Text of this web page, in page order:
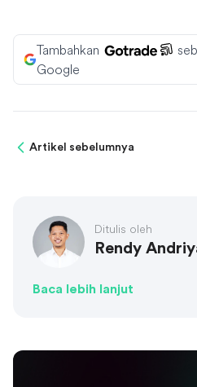
Tambahkan
Google
Artikel sebelumnya
Ditulis oleh
Rendy
Baca lebih lanjut